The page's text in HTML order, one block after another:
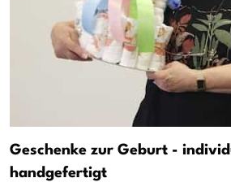
Geschenke zur Geburt -
handgefertigt